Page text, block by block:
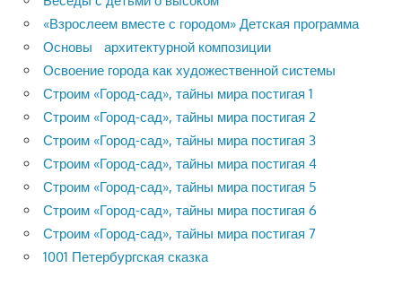
«Взрослеем вместе с городом» Детская программа
Основы архитектурной композиции
Освоение города как художественной системы
Строим «Город-сад», тайны мира постигая 1
Строим «Город-сад», тайны мира постигая 2
Строим «Город-сад», тайны мира постигая 3
Строим «Город-сад», тайны мира постигая 4
Строим «Город-сад», тайны мира постигая 5
Строим «Город-сад», тайны мира постигая 6
Строим «Город-сад», тайны мира постигая 7
1001 Петербургская сказка